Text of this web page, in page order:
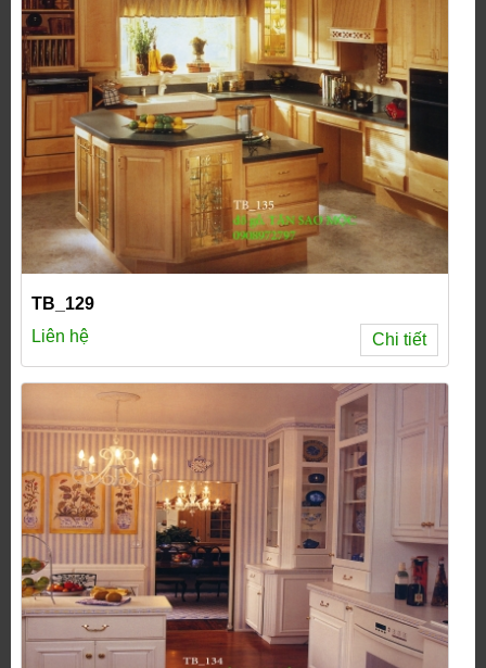
TB_129
Liên hệ
Chi tiết